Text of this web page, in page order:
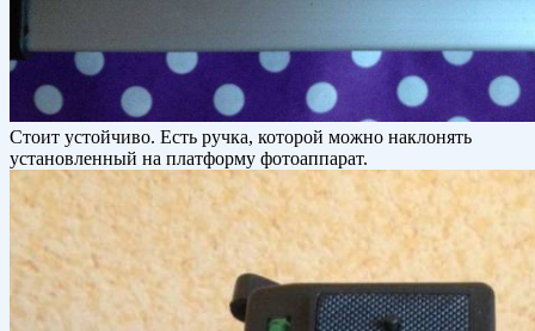
Стоит устойчиво. Есть ручка, которой можно наклонять
установленный на платформу фотоаппарат.